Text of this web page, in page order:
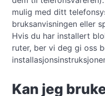
mulig med ditt
bruksanvisningen eller
Hvis du har installert
ruter, ber vi deg gi oss
Kan jeg